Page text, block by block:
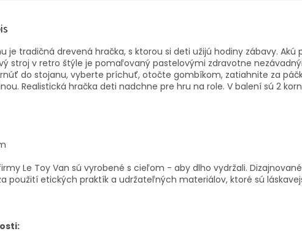
je tradičná drevená hračka, s ktorou si deti užijú hodiny zábavy. Akú
stroj v retro štýle je pomaľovaný pastelovými zdravotne
do stojanu, vyberte príchuť, otočte gombíkom, zatiahnite za
Realistická hračka deti nadchne pre hru na role. V balení sú 2
Le Toy Van sú vyrobené s cieľom - aby dlho vydržali.
použití etických praktík a udržateľných materiálov, ktoré sú